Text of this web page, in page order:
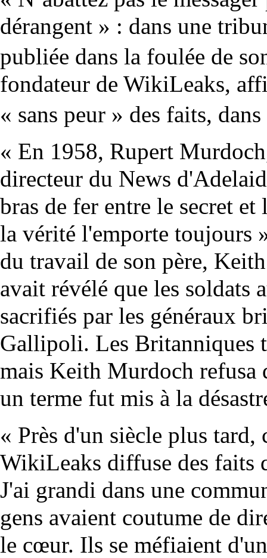
dérangent » : dans une
publiée dans la foulée de
fondateur de WikiLeaks,
« sans peur » des faits,
« En 1958, Rupert
directeur du News
bras de fer entre le secret
la vérité l'emporte toujours
du travail de son père,
avait révélé que les soldats
sacrifiés par les généraux
Gallipoli. Les Britanniques
mais Keith Murdoch refusa
un terme fut mis à la
« Près d'un siècle plus tard,
WikiLeaks diffuse des faits
J'ai grandi dans une
gens avaient coutume de
le cœur. Ils se méfiaient